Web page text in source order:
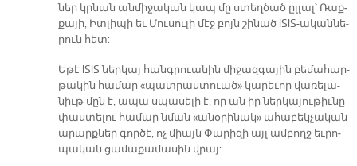
նե­ր կր­նան ան­մի­ջա­կան կապ մը ստեղ­ծած ըլ­լալ՝ Ռաք­
քա­յի, Իտ­լի­պի եւ Մու­սու­լի մէջ բոյն շի­նած ISIS-ա­կան­նե­
րուն հետ:
Ե­թէ ISIS ներ­կայ հանգ­րուա­նին մի­ջազ­գա­յին բե­մա­հար­
թա­կին հա­մար «պատ­րաս­տուա­ծ» կա­րե­ւոր վա­ռե­լա­
նիւթ մըն է, ա­պա սպա­սե­լի է, որ ան իր ներ­կա­յու­թիւ­նը
փաս­տե­լու հա­մար նման «ա­նօ­րի­նակ» ա­հա­բեկ­չա­կան
ա­րա­րք­­ներ գոր­ծէ, ոչ միայն Փա­րի­զի այլ ամ­բողջ եւ­րո­
պա­կան ցա­մա­քա­մա­սին վրայ: